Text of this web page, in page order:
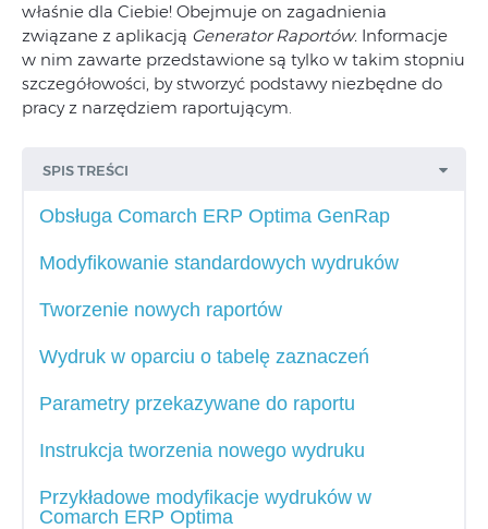
właśnie dla Ciebie! Obejmuje on zagadnienia
związane z aplikacją Generator Raportów. Informacje
w nim zawarte przedstawione są tylko w takim stopniu
szczegółowości, by stworzyć podstawy niezbędne do
pracy z narzędziem raportującym.
SPIS TREŚCI
Obsługa Comarch ERP Optima GenRap
Modyfikowanie standardowych wydruków
Tworzenie nowych raportów
Wydruk w oparciu o tabelę zaznaczeń
Parametry przekazywane do raportu
Instrukcja tworzenia nowego wydruku
Przykładowe modyfikacje wydruków w
Comarch ERP Optima